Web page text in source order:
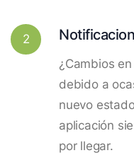
2
¿Cambios
debido a
nuevo
aplicación
por llegar.